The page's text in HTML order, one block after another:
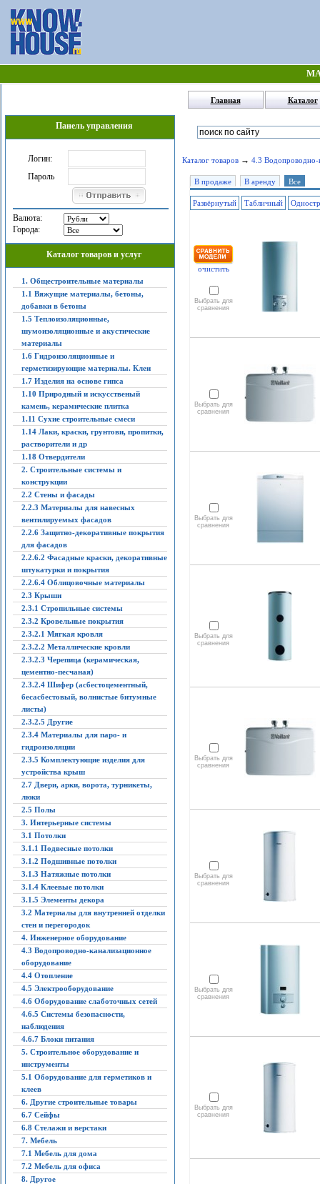
Главная Каталог
Панель управления
Логин:
Пароль
Валюта:
Города:
Каталог товаров и услуг
1. Общестроительные материалы
1.1 Вяжущие материалы, бетоны,
добавки в бетоны
1.5 Теплоизоляционные,
шумоизоляционные и акустические
материалы
1.6 Гидроизоляционные и
герметизирующие материалы. Клеи
1.7 Изделия на основе гипса
1.10 Природный и искусственый
камень, керамические плитка
1.11 Сухие строительные смеси
1.14 Лаки, краски, грунтови, пропитки,
растворители и др
1.18 Отвердители
2. Строительные системы и
конструкции
2.2 Стены и фасады
2.2.3 Материалы для навесных
вентилируемых фасадов
2.2.6 Защитно-декоративные покрытия
для фасадов
2.2.6.2 Фасадные краски, декоративные
штукатурки и покрытия
2.2.6.4 Облицовочные материалы
2.3 Крыши
2.3.1 Стропильные системы
2.3.2 Кровельные покрытия
2.3.2.1 Мягкая кровля
2.3.2.2 Металлические кровли
2.3.2.3 Черепица (керамическая,
цементно-песчаная)
2.3.2.4 Шифер (асбестоцементный,
бесасбестовый, волнистые битумные
листы)
2.3.2.5 Другие
2.3.4 Материалы для паро- и
гидроизоляции
2.3.5 Комплектующие изделия для
устройства крыш
2.7 Двери, арки, ворота, турникеты,
люки
2.5 Полы
3. Интерьерные системы
3.1 Потолки
3.1.1 Подвесные потолки
3.1.2 Подшивные потолки
3.1.3 Натяжные потолки
3.1.4 Клеевые потолки
3.1.5 Элементы декора
3.2 Материалы для внутренней отделки
стен и перегородок
4. Инженерное оборудование
4.3 Водопроводно-канализационное
оборудование
4.4 Отопление
4.5 Электрооборудование
4.6 Оборудование слаботочных сетей
4.6.5 Системы безопасности,
наблюдения
4.6.7 Блоки питания
5. Строительное оборудование и
инструменты
5.1 Оборудование для герметиков и
клеев
6. Другие строительные товары
6.7 Сейфы
6.8 Стелажи и верстаки
7. Мебель
7.1 Мебель для дома
7.2 Мебель для офиса
8. Другое
Каталог товаров→ 4.3 Водопроводно-
В продаже В аренду Все
Развёрнутый Табличный
очистить
Выбрать для
сравнения
Выбрать для
сравнения
Выбрать для
сравнения
Выбрать для
сравнения
Выбрать для
сравнения
Выбрать для
сравнения
Выбрать для
сравнения
Выбрать для
сравнения